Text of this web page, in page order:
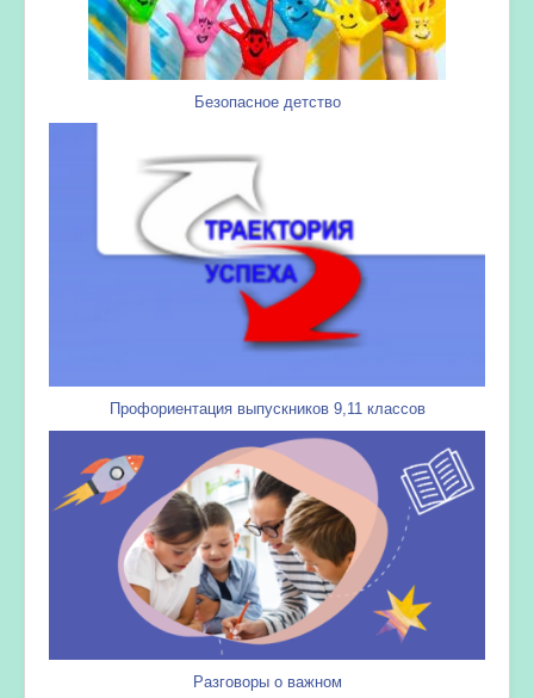
Безопасное детство
Профориентация выпускников 9,11 классов
Разговоры о важном